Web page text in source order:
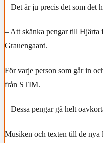
– Det är ju precis det som det
– Att skänka pengar till Hjärta
Grauengaard.
För varje person som går in
från STIM.
– Dessa pengar gå helt
Musiken och texten till de nya